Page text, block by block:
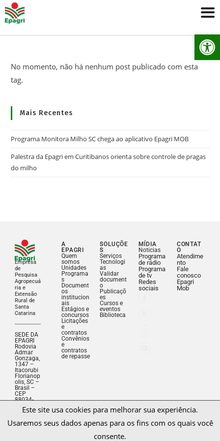
No momento, não há nenhum post publicado com esta
tag.
Mais Recentes
Programa Monitora Milho SC chega ao aplicativo Epagri MOB
Palestra da Epagri em Curitibanos orienta sobre controle de pragas
do milho
Empresa
de
Pesquisa
Agropecuá
ria e
Extensão
Rural de
Santa
Catarina
SEDE DA
EPAGRI
Rodovia
Admar
Gonzaga,
1347 –
Itacorubi
Florianop
olis, SC –
Brasil –
CEP
88034-
901
Fone: (48)
5000
A
EPAGRI
Quem
somos
Unidades
Programa
s
Document
os
institucion
ais
Estágios e
concursos
Licitações
e
contratos
Convênios
e
contratos
de repasse
SOLUÇÕE
S
Serviços
Tecnologi
as
Validar
document
o
Publicaçõ
es
Cursos e
eventos
Biblioteca
MÍDIA
Noticias
Programa
de rádio
Programa
de tv
Redes
sociais
CONTAT
O
Atendime
nto
Fale
conosco
Epagri
Mob
Este site usa cookies para melhorar sua experiência.
Usaremos seus dados apenas para os fins com os quais você
consente.
Salvar decisão